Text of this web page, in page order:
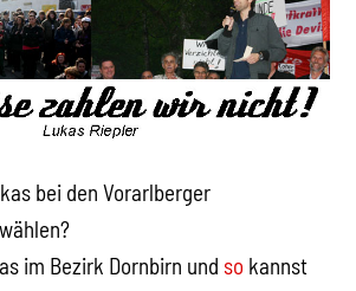
bei den Vorarlberger
im Bezirk Dornbirn und so kannst